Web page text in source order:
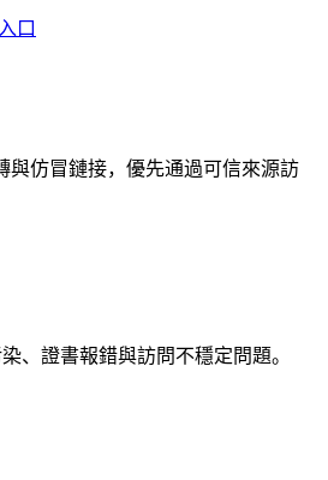
口
與仿冒鏈接，優先通過可信來源訪
、證書報錯與訪問不穩定問題。